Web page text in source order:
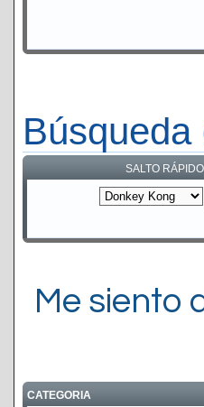
SALTO RÁPIDO
Me siento
CATEGORIA